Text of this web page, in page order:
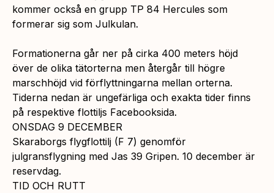
kommer också en grupp TP 84 Hercules som
formerar sig som Julkulan.
Formationerna går ner på cirka 400 meters höjd
över de olika tätorterna men återgår till högre
marschhöjd vid förflyttningarna mellan orterna.
Tiderna nedan är ungefärliga och exakta tider finns
på respektive flottiljs Facebooksida.
ONSDAG 9 DECEMBER
Skaraborgs flygflottilj (F 7) genomför
julgransflygning med Jas 39 Gripen. 10 december är
reservdag.
TID OCH RUTT